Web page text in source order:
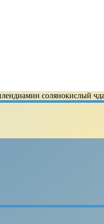
солянокислый